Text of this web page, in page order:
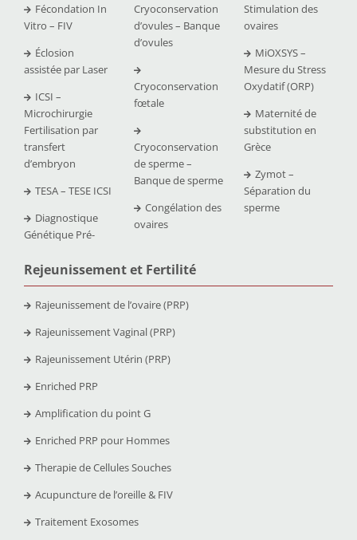
Fécondation In
Vitro – FIV
Éclosion
assistée par Laser
ICSI –
Microchirurgie
Fertilisation par
transfert
d’embryon
TESA – TESE ICSI
Diagnostique
Génétique Pré-
Cryoconservation
d’ovules – Banque
d’ovules
Cryoconservation
fœtale
Cryoconservation
de sperme –
Banque de sperme
Congélation des
ovaires
Stimulation des
ovaires
MiOXSYS –
Mesure du Stress
Oxydatif (ORP)
Maternité de
substitution en
Grèce
Zymot –
Séparation du
sperme
Rejeunissement et Fertilité
Rajeunissement de l’ovaire (PRP)
Rajeunissement Vaginal (PRP)
Rajeunissement Utérin (PRP)
Enriched PRP
Amplification du point G
Enriched PRP pour Hommes
Therapie de Cellules Souches
Acupuncture de l’oreille & FIV
Traitement Exosomes